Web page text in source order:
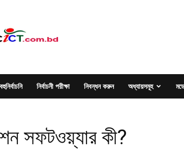
বহুনির্বাচনি নির্বাচনী পরীক্ষা নিবন্ধন করুন অধ্যায়সমূহ
সফটওয়্যার কী?